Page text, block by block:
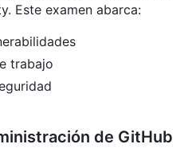
Este examen abarca:
trabajo
de GitHub